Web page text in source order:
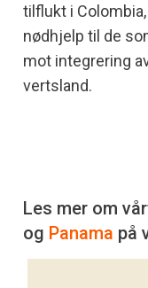
tilflukt i
nødhjelp til de
mot integrering
vertsland.
Les mer om
og Panama på